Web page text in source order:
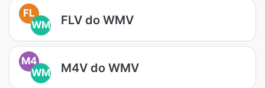
FL
WM
FLV do WMV
M4
WM
M4V do WMV